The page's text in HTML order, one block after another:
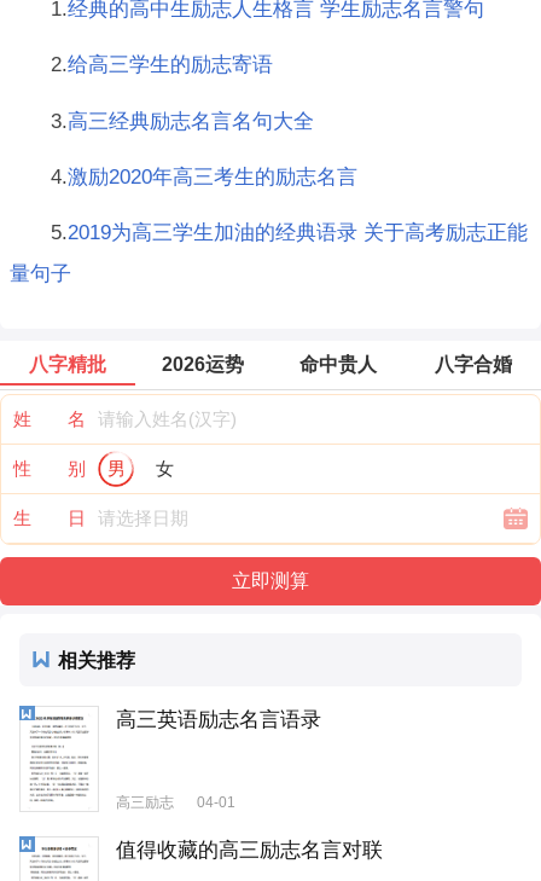
1.经典的高中生励志人生格言 学生励志名言警句
2.给高三学生的励志寄语
3.高三经典励志名言名句大全
4.激励2020年高三考生的励志名言
5.2019为高三学生加油的经典语录 关于高考励志正能
量句子
八字精批 2026运势 命中贵人 八字合婚
姓 名
性 别 男 女
生 日
相关推荐
高三英语励志名言语录
高三励志 04-01
值得收藏的高三励志名言对联